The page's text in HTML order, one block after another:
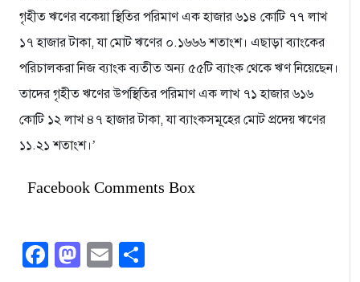
গৃহীত ঋণের বকেয়া স্থিতির পরিমাণ এক হাজার ৬১৪ কোটি ৭৭ লাখ
১৭ হাজার টাকা, যা মোট ঋণের ০.১৬৬৬ শতাংশ। এছাড়া ব্যাংকের
পরিচালকরা নিজ ব্যাংক ব্যতীত অন্য ৫৫টি ব্যাংক থেকে ঋণ নিয়েছেন।
তাদের গৃহীত ঋণের উপস্থিতির পরিমাণ এক লাখ ৭১ হাজার ৬১৬
কোটি ১২ লাখ ৪৭ হাজার টাকা, যা ব্যাংকসমূহের মোট প্রদেয় ঋণের
১১.২১ শতাংশ।’
Facebook Comments Box
Facebook
Mastodon
Email